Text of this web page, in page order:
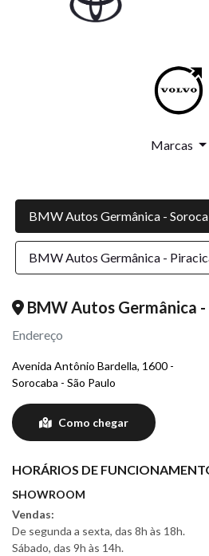
Marcas
BMW Autos Germânica -
BMW Autos Germânica -
BMW Autos Germânica
Endereço
Avenida Antônio Bardella, 1600 -
Sorocaba - São Paulo
Como chegar
HORÁRIOS DE
SHOWROOM
Vendas:
De segunda a sexta, das 8h às 18h.
Sábado, das 9h às 14h.